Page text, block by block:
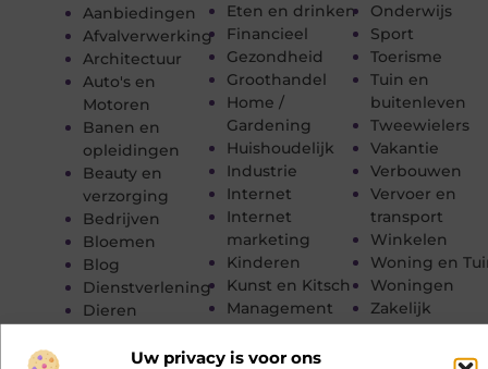
Uw privacy is voor ons
Aanbiedingen
Afvalverwerking
Architectuur
Auto's en
Motoren
Banen en
opleidingen
Beauty en
verzorging
Bedrijven
Bloemen
Blog
Dienstverlening
Dieren
Computers
Eten en drinken
Financieel
Gezondheid
Groothandel
Home /
Gardening
Huishoudelijk
Industrie
Internet
Internet
marketing
Kinderen
Kunst en Kitsch
Management
Marketing
Meubels
Onderwijs
Sport
Toerisme
Tuin en
buitenleven
Tweewielers
Vakantie
Verbouwen
Vervoer en
transport
Winkelen
Woning en
Woningen
Zakelijk
Zakelijke